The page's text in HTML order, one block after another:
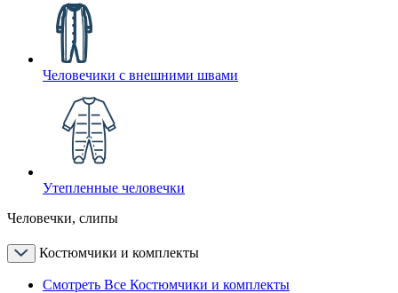
Человечики с внешними швами
Утепленные человечки
Человечки, слипы
Костюмчики и комплекты
Смотреть Все Костюмчики и комплекты